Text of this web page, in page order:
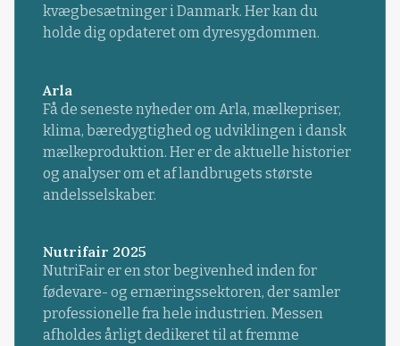
kvægbesætninger i Danmark. Her kan du
holde dig opdateret om dyresygdommen.
Arla
Få de seneste nyheder om Arla, mælkepriser,
klima, bæredygtighed og udviklingen i dansk
mælkeproduktion. Her er de aktuelle historier
og analyser om et af landbrugets største
andelsselskaber.
Nutrifair 2025
NutriFair er en stor begivenhed inden for
fødevare- og ernæringssektoren, der samler
professionelle fra hele industrien. Messen
afholdes årligt dedikeret til at fremme